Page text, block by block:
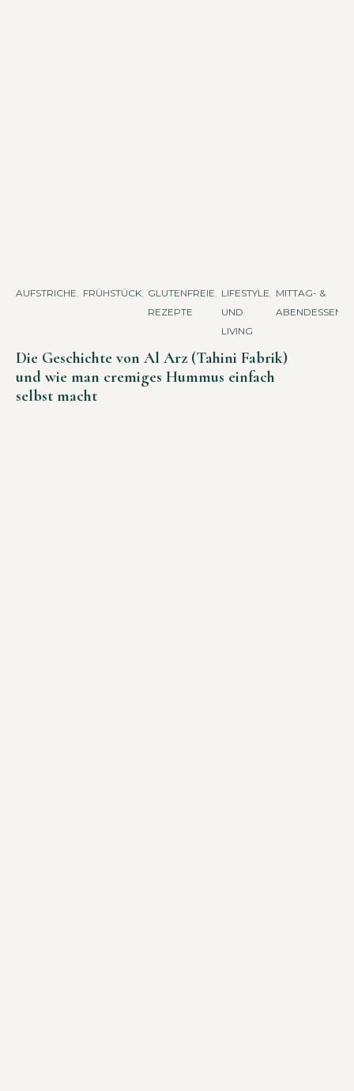
AUFSTRICHE FRÜHSTÜCK GLUTENFREIE
REZEPTE
LIFESTYLE
UND
LIVING
MITTAG- &
ABENDESSEN
Die Geschichte von Al Arz (Tahini Fabrik)
und wie man cremiges Hummus einfach
selbst macht